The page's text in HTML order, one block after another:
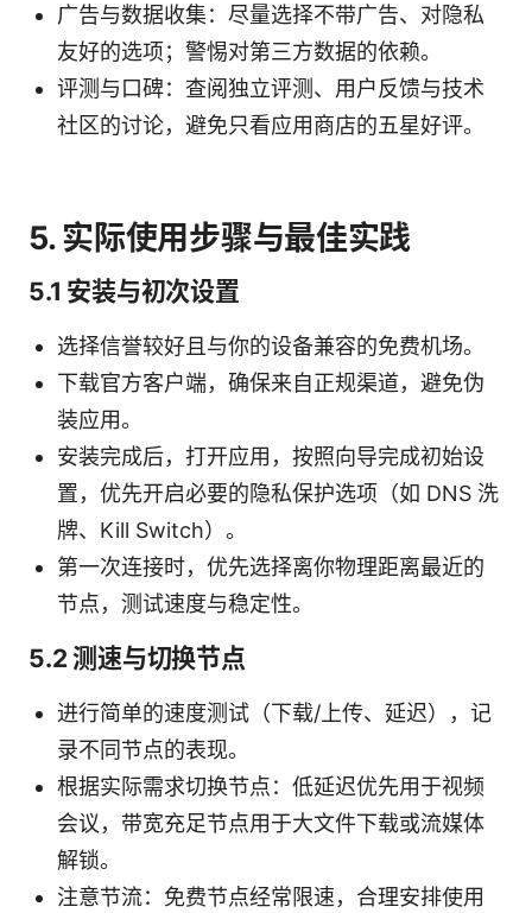
广告与数据收集：尽量选择不带广告、对隐私
友好的选项；警惕对第三方数据的依赖。
评测与口碑：查阅独立评测、用户反馈与技术
社区的讨论，避免只看应用商店的五星好评。
5. 实际使用步骤与最佳实践
5.1 安装与初次设置
选择信誉较好且与你的设备兼容的免费机场。
下载官方客户端，确保来自正规渠道，避免伪
装应用。
安装完成后，打开应用，按照向导完成初始设
置，优先开启必要的隐私保护选项（如 DNS 洗
牌、Kill Switch）。
第一次连接时，优先选择离你物理距离最近的
节点，测试速度与稳定性。
5.2 测速与切换节点
进行简单的速度测试（下载/上传、延迟），记
录不同节点的表现。
根据实际需求切换节点：低延迟优先用于视频
会议，带宽充足节点用于大文件下载或流媒体
解锁。
注意节流：免费节点经常限速，合理安排使用